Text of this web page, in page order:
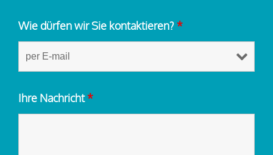
Wie dürfen wir Sie kontaktieren? *
Ihre Nachricht*